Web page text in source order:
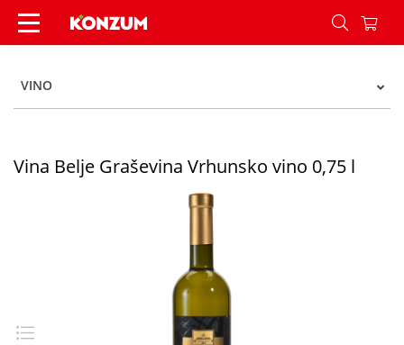
Vina Belje Graševina Vrhunsko vino 0,75 l -
VINO
Vina Belje Graševina Vrhunsko vino 0,75 l